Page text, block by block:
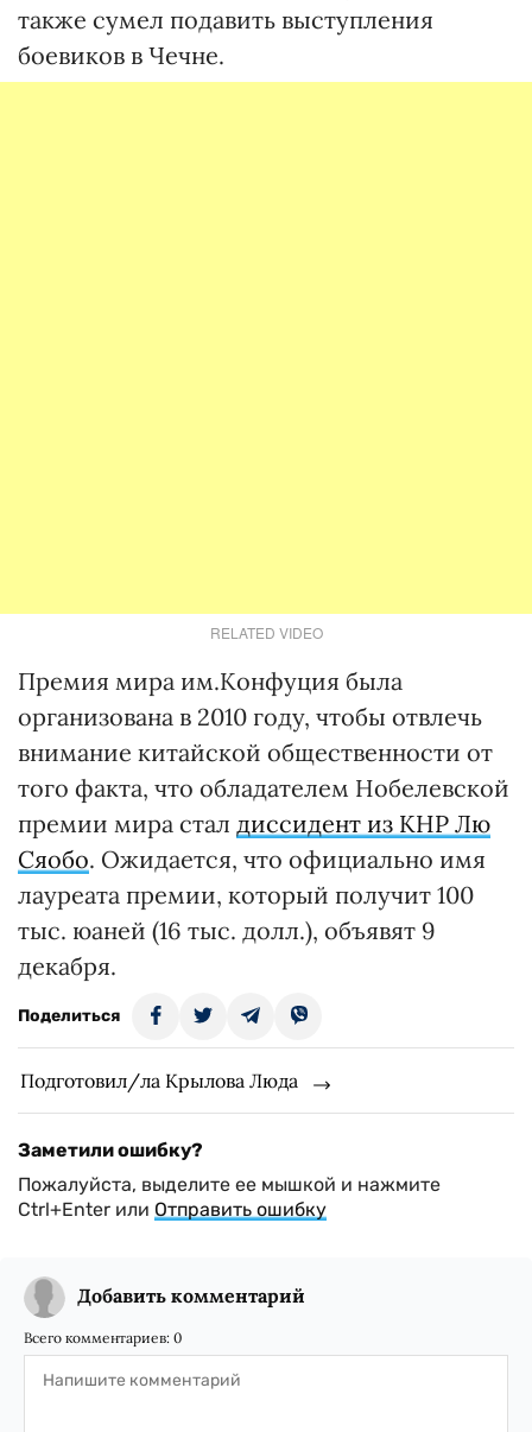
также сумел подавить выступления
боевиков в Чечне.
RELATED VIDEO
Премия мира им.Конфуция была
организована в 2010 году, чтобы отвлечь
внимание китайской общественности от
того факта, что обладателем Нобелевской
премии мира стал диссидент из КНР Лю
Сяобо. Ожидается, что официально имя
лауреата премии, который получит 100
тыс. юаней (16 тыс. долл.), объявят 9
декабря.
Поделиться
Подготовил/ла Крылова Люда
Заметили ошибку?
Пожалуйста, выделите ее мышкой и нажмите
Ctrl+Enter или Отправить ошибку
Добавить комментарий
Всего комментариев: 0